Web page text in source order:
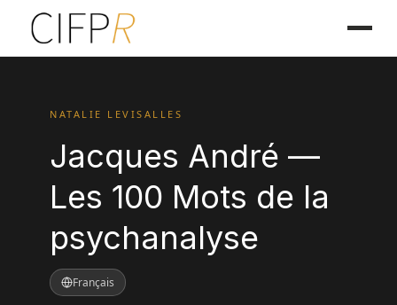
NATALIE LEVISALLES
Jacques André —
Les 100 Mots de la
psychanalyse
Français